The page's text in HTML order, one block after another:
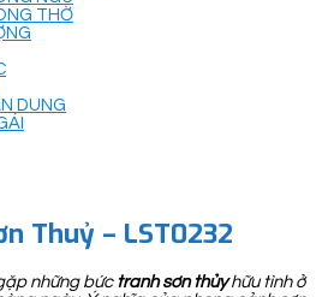
THỜ
DUNG
Thuỷ – LST0232
những bức tranh sơn thủyhữu tình ở